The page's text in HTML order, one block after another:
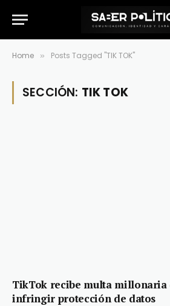
Home » Posts Tagged "TIK TOK"
SECCIÓN: TIK TOK
TikTok recibe multa
infringir protección de datos